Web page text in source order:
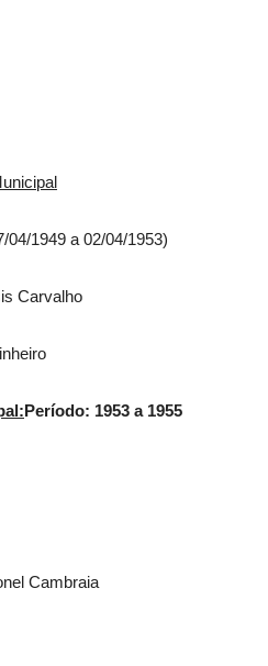
04/1949 a 02/04/1953)
Carvalho
Período: 1953 a 1955
Cambraia